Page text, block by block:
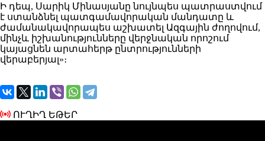
Ի դեպ, Սարիկ Մինասյանը նույնպես պատրաստվում
է ստանձնել պատգամավորական մանդատը և
ժամանակավորապես աշխատել Ազգային ժողովում,
մինչև իշխանությունները վերջնական որոշում
կայացնեն արտահերթ ընտրությունների
վերաբերյալ»։
ՈՒՂԻՂ ԵԹԵՐ